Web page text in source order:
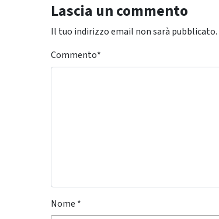
Lascia un commento
Il tuo indirizzo email non sarà pubblicato.
Commento*
Nome *